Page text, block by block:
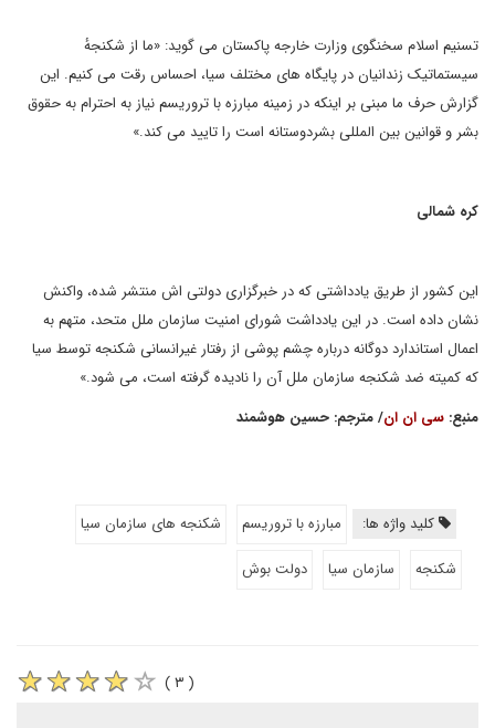
تسنیم اسلام سخنگوی وزارت خارجه پاکستان می گوید: «ما از شکنجهٔ
سیستماتیک زندانیان در پایگاه های مختلف سیا، احساس رقت می کنیم. این
گزارش حرف ما مبنی بر اینکه در زمینه مبارزه با تروریسم نیاز به احترام به حقوق
بشر و قوانین بین المللی بشردوستانه است را تایید می کند.»
کره شمالی
این کشور از طریق یادداشتی که در خبرگزاری دولتی اش منتشر شده، واکنش
نشان داده است. در این یادداشت شورای امنیت سازمان ملل متحد، متهم به
اعمال استاندارد دوگانه درباره چشم پوشی از رفتار غیرانسانی شکنجه توسط سیا
که کمیته ضد شکنجه سازمان ملل آن را نادیده گرفته است، می شود.»
منبع: سی ان ان/ مترجم: حسین هوشمند
کلید واژه ها: مبارزه با تروریسم
شکنجه های سازمان سیا
شکنجه
سازمان سیا دولت بوش
( ۳ )